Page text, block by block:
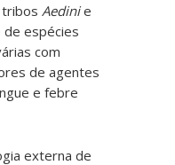
tribos Aedinie
espécies
com
de agentes
e febre
externa de